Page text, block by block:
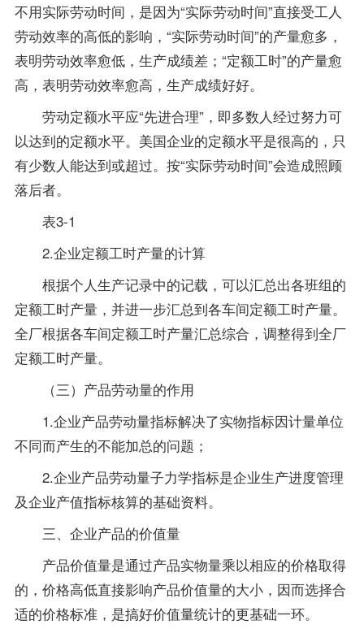
不用实际劳动时间，是因为“实际劳动时间”直接受工人
劳动效率的高低的影响，“实际劳动时间”的产量愈多，
表明劳动效率愈低，生产成绩差；“定额工时”的产量愈
高，表明劳动效率愈高，生产成绩好好。
劳动定额水平应“先进合理”，即多数人经过努力可
以达到的定额水平。美国企业的定额水平是很高的，只
有少数人能达到或超过。按“实际劳动时间”会造成照顾
落后者。
表3-1
2.企业定额工时产量的计算
根据个人生产记录中的记载，可以汇总出各班组的
定额工时产量，并进一步汇总到各车间定额工时产量。
全厂根据各车间定额工时产量汇总综合，调整得到全厂
定额工时产量。
（三）产品劳动量的作用
1.企业产品劳动量指标解决了实物指标因计量单位
不同而产生的不能加总的问题；
2.企业产品劳动量子力学指标是企业生产进度管理
及企业产值指标核算的基础资料。
三、企业产品的价值量
产品价值量是通过产品实物量乘以相应的价格取得
的，价格高低直接影响产品价值量的大小，因而选择合
适的价格标准，是搞好价值量统计的更基础一环。